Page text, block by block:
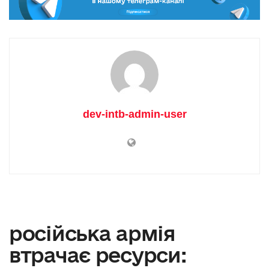
dev-intb-admin-user
російська армія
втрачає ресурси: